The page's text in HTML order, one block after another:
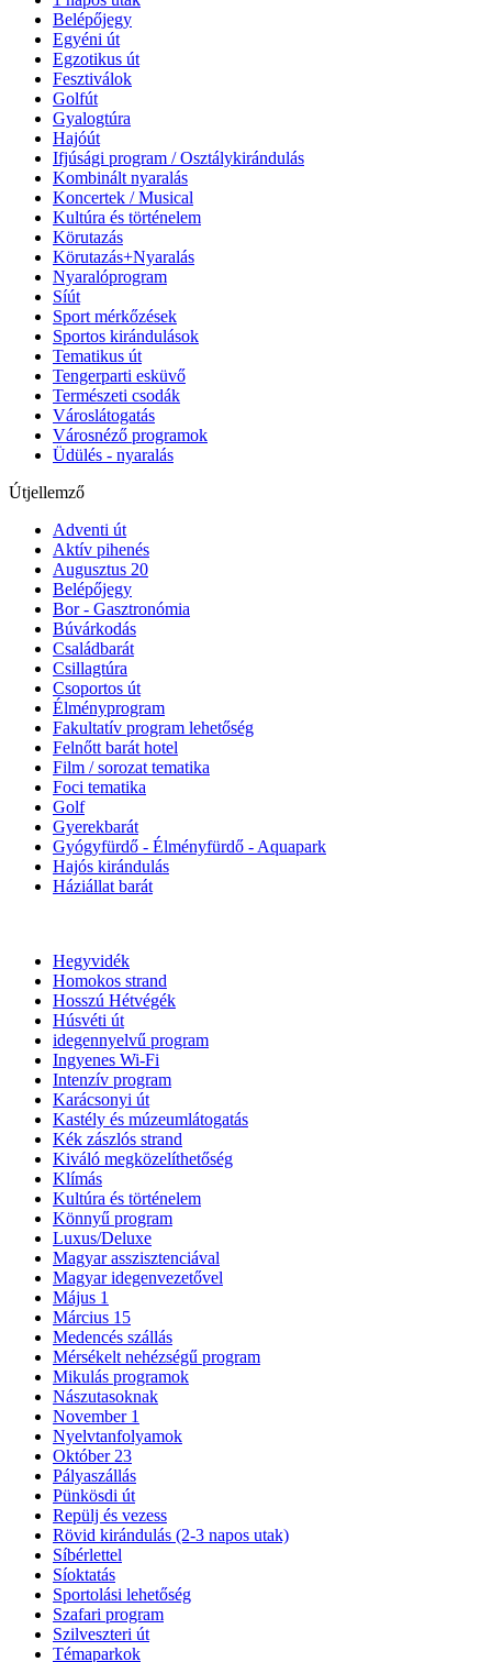
Belépőjegy
Egyéni út
Egzotikus út
Fesztiválok
Golfút
Gyalogtúra
Hajóút
Ifjúsági program / Osztálykirándulás
Kombinált nyaralás
Koncertek / Musical
Kultúra és történelem
Körutazás
Körutazás+Nyaralás
Nyaralóprogram
Síút
Sport mérkőzések
Sportos kirándulások
Tematikus út
Tengerparti esküvő
Természeti csodák
Városlátogatás
Városnéző programok
Üdülés - nyaralás
Útjellemző
Adventi út
Aktív pihenés
Augusztus 20
Belépőjegy
Bor - Gasztronómia
Búvárkodás
Családbarát
Csillagtúra
Csoportos út
Élményprogram
Fakultatív program lehetőség
Felnőtt barát hotel
Film / sorozat tematika
Foci tematika
Golf
Gyerekbarát
Gyógyfürdő - Élményfürdő - Aquapark
Hajós kirándulás
Háziállat barát
Hegyvidék
Homokos strand
Hosszú Hétvégék
Húsvéti út
idegennyelvű program
Ingyenes Wi-Fi
Intenzív program
Karácsonyi út
Kastély és múzeumlátogatás
Kék zászlós strand
Kiváló megközelíthetőség
Klímás
Kultúra és történelem
Könnyű program
Luxus/Deluxe
Magyar asszisztenciával
Magyar idegenvezetővel
Május 1
Március 15
Medencés szállás
Mérsékelt nehézségű program
Mikulás programok
Nászutasoknak
November 1
Nyelvtanfolyamok
Október 23
Pályaszállás
Pünkösdi út
Repülj és vezess
Rövid kirándulás (2-3 napos utak)
Síbérlettel
Síoktatás
Sportolási lehetőség
Szafari program
Szilveszteri út
Témaparkok